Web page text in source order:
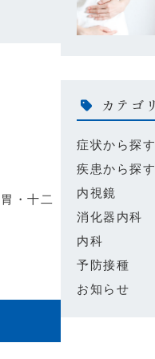
・十二
カテゴ
症状から探す
疾患から探す
内視鏡
消化器内科
内科
予防接種
お知らせ